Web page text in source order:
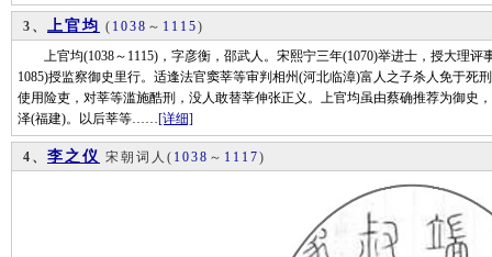
3、 上官均 ( 1038 ～ 1115)
上官均(1038～1115)，字彦衡，邵武人。宋熙宁三年(1070)举进士，授大理评
1085)授监察御史里行。适逢法官窦莘等审判相州(河北临漳)富人之子杀人免于死
使用险吏，对莘等滥施酷刑，没人敢替莘伸张正义。上官均虽由蔡确推荐为御史
泽(福建)。以后莘等……[详细]
4、 李之仪 宋朝词人 ( 1038 ～ 1117)